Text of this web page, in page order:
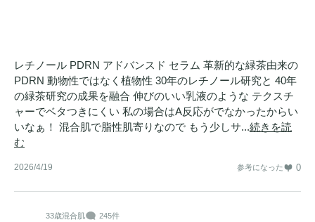
レチノール PDRN アドバンスド セラム 革新的な緑茶由来の
PDRN 動物性ではなく植物性 30年のレチノール研究と 40年
の緑茶研究の成果を融合 伸びのいい乳液のような テクスチ
ャーでベタつきにくい 私の場合はA反応がでなかったからい
いなぁ！ 混合肌で脂性肌寄りなので もう少しサ...続きを読
む
2026/4/19 参考になった 0
33歳混合肌 245件